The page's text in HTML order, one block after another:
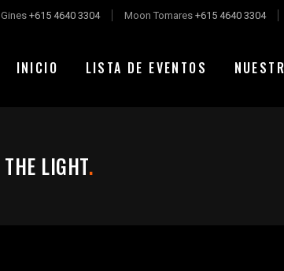
+615 4640 3304 Moon Tomares +615 4640 3304
INICIO LISTA DE EVENTOS
THE LIGHT.